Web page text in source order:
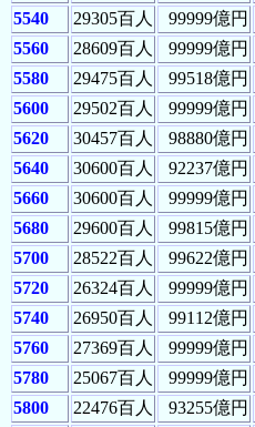
5540
29305百人 99999億円
5560
28609百人 99999億円
5580
29475百人 99518億円
5600
29502百人 99999億円
5620
30457百人 98880億円
5640
30600百人 92237億円
5660
30600百人 99999億円
5680
29600百人 99815億円
5700
28522百人 99622億円
5720
26324百人 99999億円
5740
26950百人 99112億円
5760
27369百人 99999億円
5780
25067百人 99999億円
5800
22476百人 93255億円